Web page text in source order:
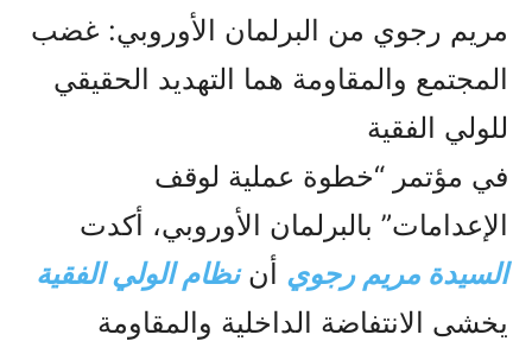
مريم رجوي من البرلمان الأوروبي: غضب
المجتمع والمقاومة هما التهديد الحقيقي
للولي الفقیة
في مؤتمر “خطوة عملية لوقف
الإعدامات” بالبرلمان الأوروبي، أكدت
السيدة مريم رجوي أننظام الولي الفقیة
يخشى الانتفاضة الداخلية والمقاومة